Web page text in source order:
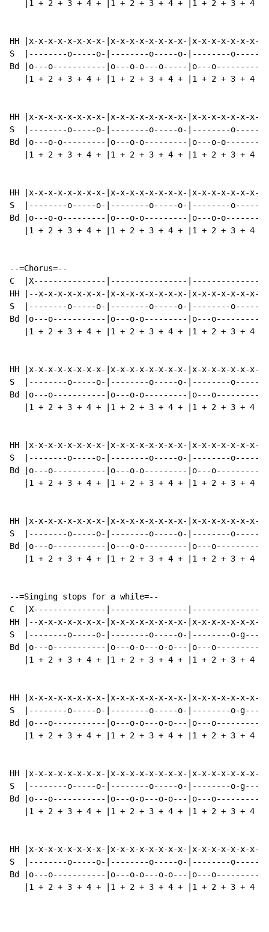
|1 + 2 + 3 + 4 + |1 + 2 + 3 + 4 + |1 + 2 + 3 + 4 +
HH |x-x-x-x-x-x-x-x-|x-x-x-x-x-x-x-x-|x-x-x-x-x-x-x-
S  |--------o-----o-|--------o-----o-|--------o-----
Bd |o---o-----------|o---o-o---o-----|o---
|1 + 2 + 3 + 4 + |1 + 2 + 3 + 4 + |1 + 2 + 3 + 4 +
HH |x-x-x-x-x-x-x-x-|x-x-x-x-x-x-x-x-|x-x-x-x-x-x-x-
S  |--------o-----o-|--------o-----o-|--------o-----
Bd |o---o-o---------|o---o-o---------|o---o-
|1 + 2 + 3 + 4 + |1 + 2 + 3 + 4 + |1 + 2 + 3 + 4 +
HH |x-x-x-x-x-x-x-x-|x-x-x-x-x-x-x-x-|x-x-x-x-x-x-
S  |--------o-----o-|--------o-----o-|--------o-----o-
Bd |o---o-o---------|o---o-o---------|o---o-
|1 + 2 + 3 + 4 + |1 + 2 + 3 + 4 + |1 + 2 + 3 + 4 +
--=Chorus=--
C  |X---------------|----------------
HH |--x-x-x-x-x-x-x-|x-x-x-x-x-x-x-x-|x-x-x-x-x-x-x-
S  |--------o-----o-|--------o-----o-|--------o-----
Bd |o---o-----------|o---o-o---------|o---
|1 + 2 + 3 + 4 + |1 + 2 + 3 + 4 + |1 + 2 + 3 + 4 +
HH |x-x-x-x-x-x-x-x-|x-x-x-x-x-x-x-x-|x-x-x-x-x-x-x-
S  |--------o-----o-|--------o-----o-|--------o-----
Bd |o---o-----------|o---o-o---------|o---
|1 + 2 + 3 + 4 + |1 + 2 + 3 + 4 + |1 + 2 + 3 + 4 +
HH |x-x-x-x-x-x-x-x-|x-x-x-x-x-x-x-x-|x-x-x-x-x-x-x-
S  |--------o-----o-|--------o-----o-|--------o-----
Bd |o---o-----------|o---o-o---------|o---
|1 + 2 + 3 + 4 + |1 + 2 + 3 + 4 + |1 + 2 + 3 + 4 +
HH |x-x-x-x-x-x-x-x-|x-x-x-x-x-x-x-x-|x-x-x-x-x-x-x-
S  |--------o-----o-|--------o-----o-|--------o-----
Bd |o---o-----------|o---o-o---------|o---
|1 + 2 + 3 + 4 + |1 + 2 + 3 + 4 + |1 + 2 + 3 + 4 +
--=Singing stops for a while=--
C  |X---------------|----------------
HH |--x-x-x-x-x-x-x-|x-x-x-x-x-x-x-x-|x-x-x-x-x-x-x-
S  |--------o-----o-|--------o-----o-|--------o-g---
Bd |o---o-----------|o---o-o---o-o---|o---
|1 + 2 + 3 + 4 + |1 + 2 + 3 + 4 + |1 + 2 + 3 + 4 +
HH |x-x-x-x-x-x-x-x-|x-x-x-x-x-x-x-x-|x-x-x-x-x-x-x-
S  |--------o-----o-|--------o-----o-|--------o-g---
Bd |o---o-----------|o---o-o---o-o---|o---
|1 + 2 + 3 + 4 + |1 + 2 + 3 + 4 + |1 + 2 + 3 + 4 +
HH |x-x-x-x-x-x-x-x-|x-x-x-x-x-x-x-x-|x-x-x-x-x-x-x-
S  |--------o-----o-|--------o-----o-|--------o-g---
Bd |o---o-----------|o---o-o---o-o---|o---
|1 + 2 + 3 + 4 + |1 + 2 + 3 + 4 + |1 + 2 + 3 + 4 +
HH |x-x-x-x-x-x-x-x-|x-x-x-x-x-x-x-x-|x-x-x-x-x-x-
S  |--------o-----o-|--------o-----o-|--------o-----o-
Bd |o---o-----------|o---o-o---o-o---|o---
|1 + 2 + 3 + 4 + |1 + 2 + 3 + 4 + |1 + 2 + 3 + 4 +